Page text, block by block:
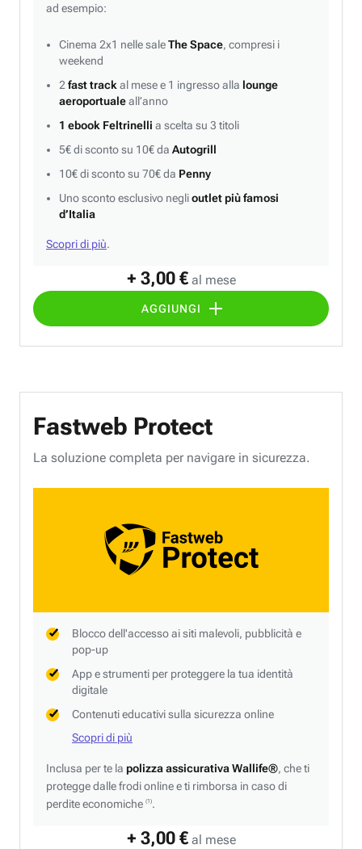
+ 3,00 € al mese
AGGIUNGI
ad esempio:
Cinema 2x1 nelle saleThe Space, compresi i
weekend
2 fast track al mese e 1 ingresso alla lounge
aeroportualeall’anno
1 ebook Feltrinelli a scelta su 3 titoli
5€ di sconto su 10€ da Autogrill
10€ di sconto su 70€ da Penny
Uno sconto esclusivo neglioutlet più famosi
d’Italia
Scopri di più.
Fastweb Protect
+ 3,00 € al mese
La soluzione completa per navigare in sicurezza.
Blocco dell'accesso ai siti malevoli, pubblicità e
pop-up
App e strumenti per proteggere la tua identità
digitale
Contenuti educativi sulla sicurezza online
Scopri di più
Inclusa per te la polizza assicurativa Wallife®, che ti
protegge dalle frodi online e ti rimborsa in caso di
perdite economiche (1).